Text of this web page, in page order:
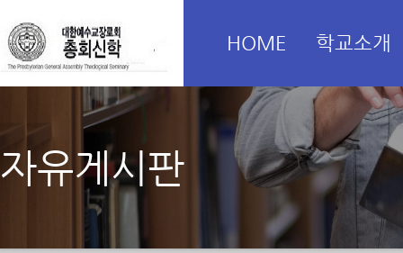
HOME 학교소개
자유게시판